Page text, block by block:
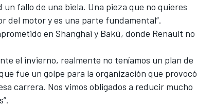
fallo de una biela. Una pieza que no quieres
del motor y es una parte fundamental”.
en Shanghai y Bakú, donde Renault no
el invierno, realmente no teníamos un plan de
fue un golpe para la organización que provocó
carrera. Nos vimos obligados a reducir mucho